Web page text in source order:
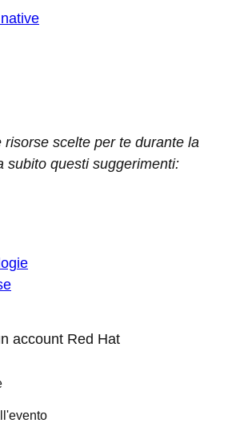
risorse scelte per te durante la
subito questi suggerimenti:
account Red Hat